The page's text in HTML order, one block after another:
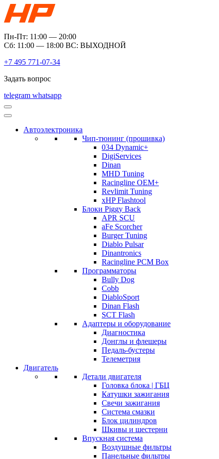
Пн-Пт: 11:00 — 20:00
Сб: 11:00 — 18:00 ВС: ВЫХОДНОЙ
+7 495 771-07-34
Задать вопрос
telegram whatsapp
Автоэлектроника
Чип-тюнинг (прошивка)
034 Dynamic+
DigiServices
Dinan
MHD Tuning
Racingline OEM+
Revlimit Tuning
xHP Flashtool
Блоки Piggy Back
APR SCU
aFe Scorcher
Burger Tuning
Diablo Pulsar
Dinantronics
Racingline PCM Box
Программаторы
Bully Dog
Cobb
DiabloSport
Dinan Flash
SCT Flash
Адаптеры и оборудование
Диагностика
Донглы и флешеры
Педаль-бустеры
Телеметрия
Двигатель
Детали двигателя
Головка блока | ГБЦ
Катушки зажигания
Свечи зажигания
Система смазки
Блок цилиндров
Шкивы и шестерни
Впускная система
Воздушные фильтры
Панельные фильтры